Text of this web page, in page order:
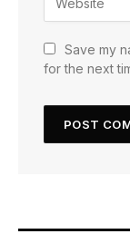
Save my
for the next